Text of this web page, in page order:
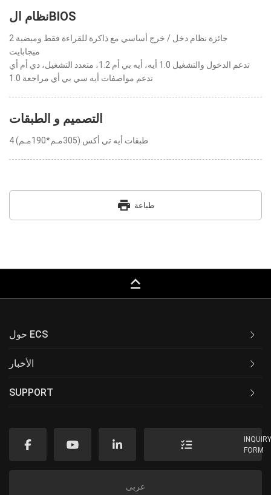
نظام الBIOS
جائزة نظام دخل / خرج أساسي مع ذاكرة للقراءة فقط وميضية 2
ميجابايت
تدعم الدخول والتشغيل 1.0 أيه، أيه بي أم 1.2، متعدد التشغيل، دي أم أي
تدعم مواصفات أيه سي بي أي مراجعة 1.0
التصميم و الطبقات
4 طبقات أيه تي أكس (305مـم*190مـم)
print طباعة
keyboard_capslock
حول ECS
الأخبار
SUPPORT
FORM
عربى